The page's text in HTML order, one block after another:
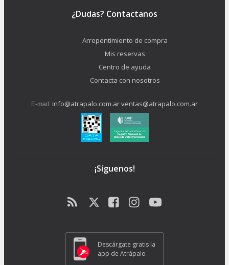
¿Dudas? Contactanos
Arrepentimiento de compra
Mis reservas
Centro de ayuda
Contacta con nosotros
E-mail: info@atrapalo.com.arventas@atrapalo.com.ar
¡Síguenos!
Descárgate gratis la
app de Atrápalo